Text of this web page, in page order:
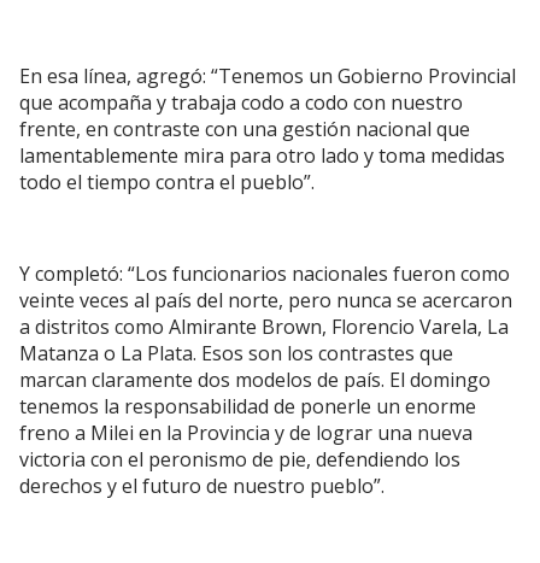
En esa línea, agregó: “Tenemos un Gobierno Provincial
que acompaña y trabaja codo a codo con nuestro
frente, en contraste con una gestión nacional que
lamentablemente mira para otro lado y toma medidas
todo el tiempo contra el pueblo”.
Y completó: “Los funcionarios nacionales fueron como
veinte veces al país del norte, pero nunca se acercaron
a distritos como Almirante Brown, Florencio Varela, La
Matanza o La Plata. Esos son los contrastes que
marcan claramente dos modelos de país. El domingo
tenemos la responsabilidad de ponerle un enorme
freno a Milei en la Provincia y de lograr una nueva
victoria con el peronismo de pie, defendiendo los
derechos y el futuro de nuestro pueblo”.